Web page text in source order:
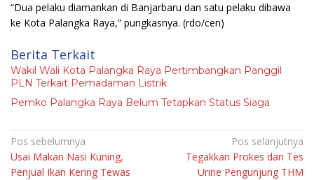
“Dua pelaku diamankan di Banjarbaru dan satu pelaku dibawa
ke Kota Palangka Raya,” pungkasnya. (rdo/cen)
Berita Terkait
Wakil Wali Kota Palangka Raya Pertimbangkan Panggil
PLN Terkait Pemadaman Listrik
Pemko Palangka Raya Belum Tetapkan Status Siaga
Navigasi
pos
Pos sebelumnya
Usai Makan Nasi Kuning,
Penjual Ikan Kering Tewas
Pos selanjutnya
Tegakkan Prokes dan Tes
Urine Pengunjung THM